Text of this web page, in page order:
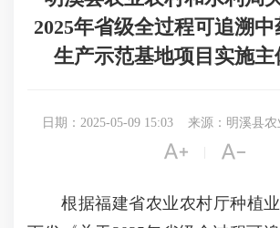
2025年省级全过程可追溯
生产示范基地项目实施
日期：2025-05-09 15:03 来源：明溪县
 
根据福建省农业农村厅种植业